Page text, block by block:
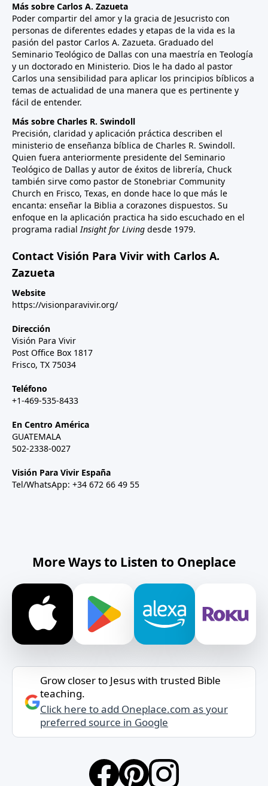
Más sobre Carlos A. Zazueta
Poder compartir del amor y la gracia de Jesucristo con
personas de diferentes edades y etapas de la vida es la
pasión del pastor Carlos A. Zazueta. Graduado del
Seminario Teológico de Dallas con una maestría en Teología
y un doctorado en Ministerio. Dios le ha dado al pastor
Carlos una sensibilidad para aplicar los principios bíblicos a
temas de actualidad de una manera que es pertinente y
fácil de entender.
Más sobre Charles R. Swindoll
Precisión, claridad y aplicación práctica describen el
ministerio de enseñanza bíblica de Charles R. Swindoll.
Quien fuera anteriormente presidente del Seminario
Teológico de Dallas y autor de éxitos de librería, Chuck
también sirve como pastor de Stonebriar Community
Church en Frisco, Texas, en donde hace lo que más le
encanta: enseñar la Biblia a corazones dispuestos. Su
enfoque en la aplicación practica ha sido escuchado en el
programa radialInsight for Living desde 1979.
Contact Visión Para Vivir with Carlos A.
Zazueta
Website
https://visionparavivir.org/
Dirección
Visión Para Vivir
Post Office Box 1817
Frisco, TX 75034
Teléfono
+1-469-535-8433
En Centro América
GUATEMALA
502-2338-0027
Visión Para Vivir España
Tel/WhatsApp: +34 672 66 49 55
More Ways to Listen to Oneplace
Grow closer to Jesus with trusted Bible
teaching.
Click here to add Oneplace.com as your
preferred source in Google